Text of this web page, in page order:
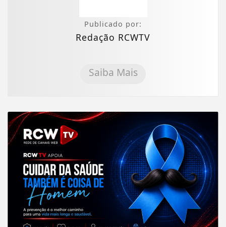
Publicado por:
Redação RCWTV
Saiba Mais